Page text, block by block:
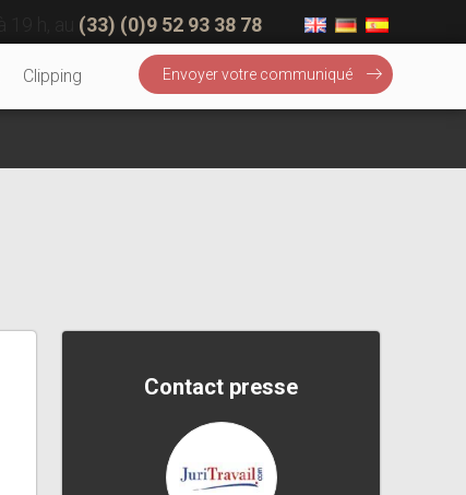
(33) (0)9 52 93 38 78
Clipping Envoyer votre communiqué
Contact presse